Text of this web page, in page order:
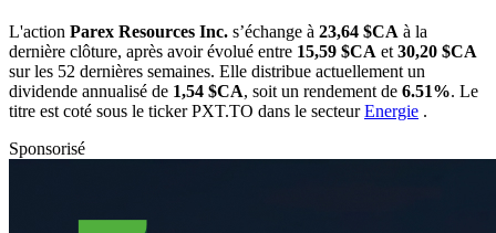
L'action Parex Resources Inc. s’échange à 23,64 $CA à la
dernière clôture, après avoir évolué entre 15,59 $CA et 30,20 $CA
sur les 52 dernières semaines. Elle distribue actuellement un
dividende annualisé de 1,54 $CA, soit un rendement de 6.51%. Le
titre est coté sous le tickerPXT.TO dans le secteurEnergie .
Sponsorisé